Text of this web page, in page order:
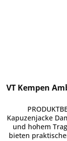
VT Kempen
Kapuzenjacke
und hohem
bieten